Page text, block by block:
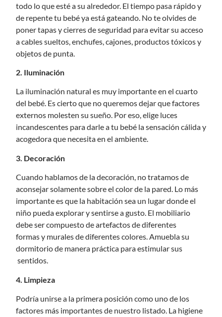
todo lo que esté a su alrededor. El tiempo pasa rápido y
de repente tu bebé ya está gateando. No te olvides de
poner tapas y cierres de seguridad para evitar su acceso
a cables sueltos, enchufes, cajones, productos tóxicos y
objetos de punta.
2. Iluminación
La iluminación natural es muy importante en el cuarto
del bebé. Es cierto que no queremos dejar que factores
externos molesten su sueño. Por eso, elige luces
incandescentes paradarle a tu bebé la sensación cálida y
acogedora que necesita en el ambiente.
3. Decoración
Cuando hablamos de la decoración, no tratamos de
aconsejar solamente sobre el color de la pared. Lo más
importante es que la habitación sea un lugar donde el
niño pueda explorar y sentirse a gusto. El mobiliario
debe ser compuesto de artefactos de diferentes
formas y murales de diferentes colores. Amuebla su
dormitorio de manera práctica para estimular sus
sentidos.
4. Limpieza
Podría unirse a la primera posición como uno de los
factores más importantes de nuestro listado. La higiene